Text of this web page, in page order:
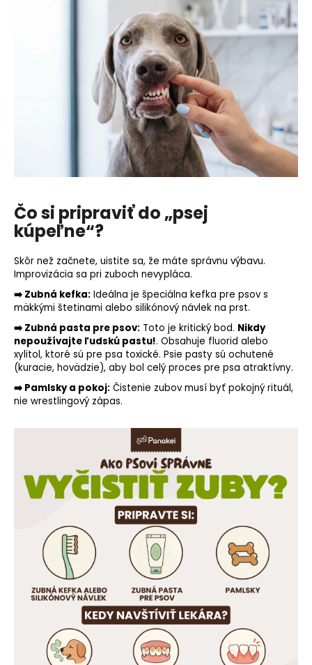
Čo si pripraviť do „psej
kúpeľne“?
Skôr než začnete, uistite sa, že máte správnu výbavu.
Improvizácia sa pri zuboch nevypláca.
➡️ Zubná kefka: Ideálna je špeciálna kefka pre psov s
mäkkými štetinami alebo silikónový návlek na prst.
➡️ Zubná pasta pre psov: Toto je kritický bod. Nikdy
nepoužívajte ľudskú pastu!. Obsahuje fluorid alebo
xylitol, ktoré sú pre psa toxické. Psie pasty sú ochutené
(kuracie, hovädzie), aby bol celý proces pre psa atraktívny.
➡️ Pamlsky a pokoj: Čistenie zubov musí byť pokojný rituál,
nie wrestlingový zápas.
HĽADAŤ
O
d
o
r
ú
č
a
m
e